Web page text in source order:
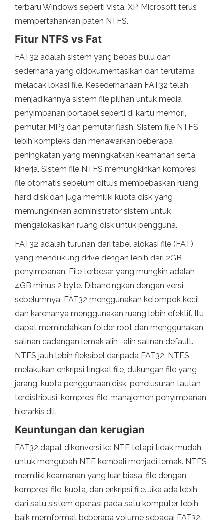
terbaru Windows seperti Vista, XP. Microsoft terus
mempertahankan paten NTFS.
Fitur NTFS vs Fat
FAT32 adalah sistem yang bebas bulu dan
sederhana yang didokumentasikan dan terutama
melacak lokasi file. Kesederhanaan FAT32 telah
menjadikannya sistem file pilihan untuk media
penyimpanan portabel seperti di kartu memori,
pemutar MP3 dan pemutar flash. Sistem file NTFS
lebih kompleks dan menawarkan beberapa
peningkatan yang meningkatkan keamanan serta
kinerja. Sistem file NTFS memungkinkan kompresi
file otomatis sebelum ditulis membebaskan ruang
hard disk dan juga memiliki kuota disk yang
memungkinkan administrator sistem untuk
mengalokasikan ruang disk untuk pengguna.
FAT32 adalah turunan dari tabel alokasi file (FAT)
yang mendukung drive dengan lebih dari 2GB
penyimpanan. File terbesar yang mungkin adalah
4GB minus 2 byte. Dibandingkan dengan versi
sebelumnya, FAT32 menggunakan kelompok kecil
dan karenanya menggunakan ruang lebih efektif. Itu
dapat memindahkan folder root dan menggunakan
salinan cadangan lemak alih -alih salinan default.
NTFS jauh lebih fleksibel daripada FAT32. NTFS
melakukan enkripsi tingkat file, dukungan file yang
jarang, kuota penggunaan disk, penelusuran tautan
terdistribusi, kompresi file, manajemen penyimpanan
hierarkis dll.
Keuntungan dan kerugian
FAT32 dapat dikonversi ke NTF tetapi tidak mudah
untuk mengubah NTF kembali menjadi lemak. NTFS
memiliki keamanan yang luar biasa, file dengan
kompresi file, kuota, dan enkripsi file. Jika ada lebih
dari satu sistem operasi pada satu komputer, lebih
baik memformat beberapa volume sebagai FAT32.